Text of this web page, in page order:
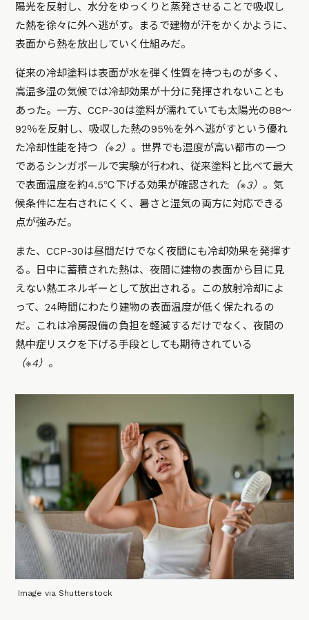
陽光を反射し、水分をゆっくりと蒸発させることで吸収し
た熱を徐々に外へ逃がす。まるで建物が汗をかくかように、
表面から熱を放出していく仕組みだ。
従来の冷却塗料は表面が水を弾く性質を持つものが多く、
高温多湿の気候では冷却効果が十分に発揮されないことも
あった。一方、CCP-30は塗料が濡れていても太陽光の88～
92％を反射し、吸収した熱の95％を外へ逃がすという優れ
た冷却性能を持つ （※2） 。世界でも湿度が高い都市の一つ
であるシンガポールで実験が行われ、従来塗料と比べて最大
で表面温度を約4.5℃下げる効果が確認された （※3） 。気
候条件に左右されにくく、暑さと湿気の両方に対応できる
点が強みだ。
また、CCP-30は昼間だけでなく夜間にも冷却効果を発揮す
る。日中に蓄積された熱は、夜間に建物の表面から目に見
えない熱エネルギーとして放出される。この放射冷却によ
って、24時間にわたり建物の表面温度が低く保たれるの
だ。これは冷房設備の負担を軽減するだけでなく、夜間の
熱中症リスクを下げる手段としても期待されている
（※4） 。
Image via Shutterstock